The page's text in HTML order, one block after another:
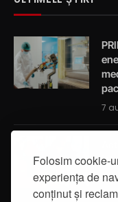
Folosim cookie-
experiența de
conținut și
7
7